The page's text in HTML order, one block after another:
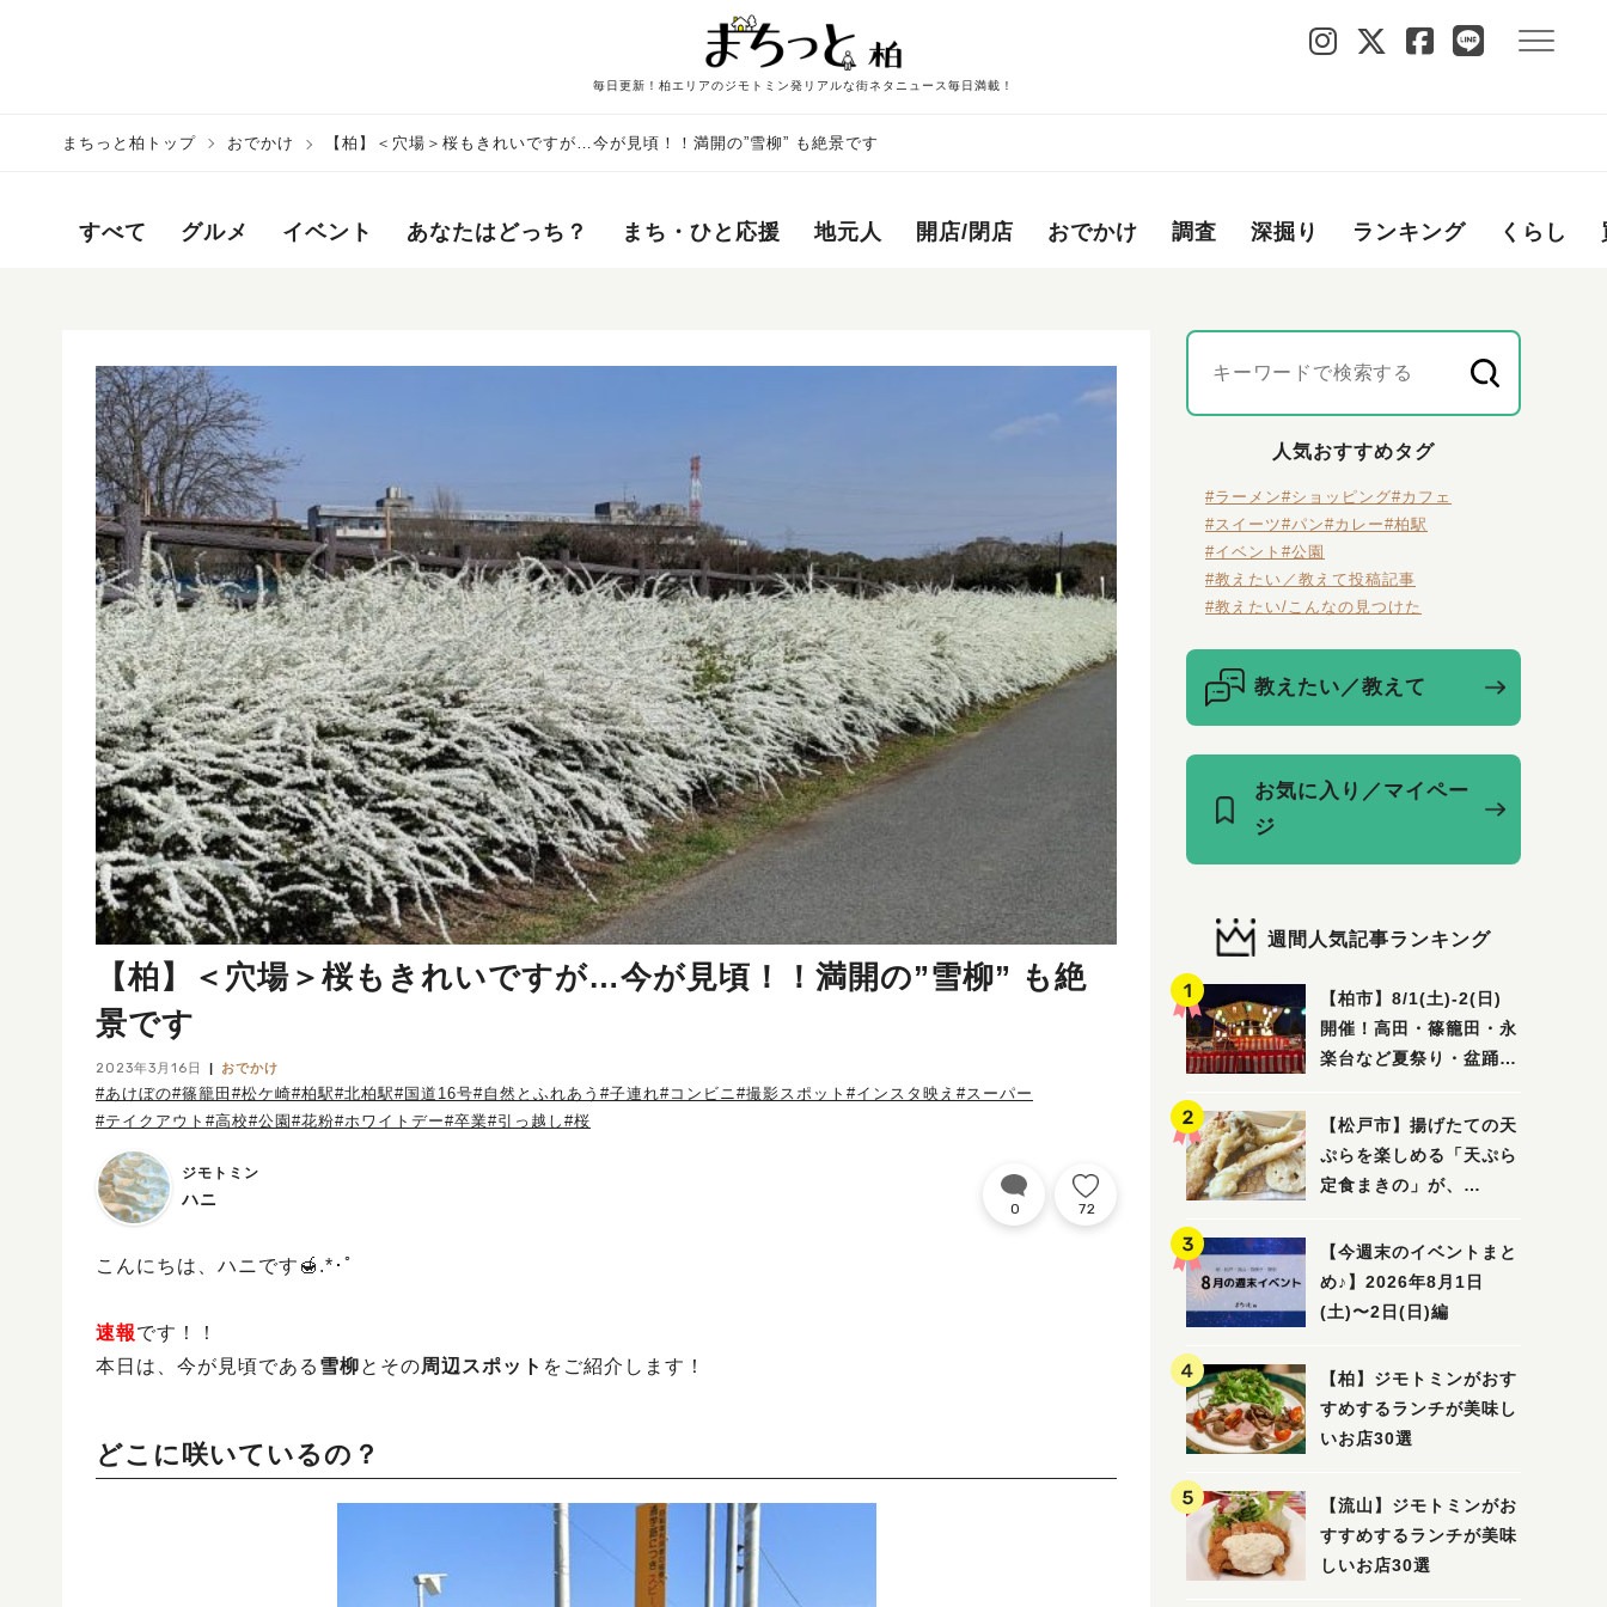
毎日更新！柏エリアのジモトミン発リアルな街ネタニュース毎日満載！
まちっと柏トップ おでかけ 【柏】＜穴場＞桜もきれいですが…今が見頃！！満開の”雪柳” も絶景です
すべて グルメ イベント あなたはどっち？ まち・ひと応援 地元人 開店/閉店 おでかけ 調査 深掘り ランキング くらし
【柏】＜穴場＞桜もきれいですが…今が見頃！！満開の”雪柳” も絶
景です
2023年3月16日 おでかけ
#あけぼの#篠籠田 #松ケ崎#柏駅#北柏駅#国道16号#自然とふれあう #子連れ#コンビニ#撮影スポット #インスタ映え #スーパー
#テイクアウト #高校#公園 #花粉#ホワイトデー#卒業#引っ越し #桜
ジモトミン
ハニ 0 72
こんにちは、ハニです🍯.*･ﾟ
速報です！！
本日は、今が見頃である 雪柳とその周辺スポット をご紹介します！
どこに咲いているの？
人気おすすめタグ
#ラーメン#ショッピング#カフェ
#スイーツ#パン#カレー#柏駅
#イベント #公園
#教えたい／教えて投稿記事
#教えたい/こんなの見つけた
教えたい／教えて
お気に入り／マイペー
ジ
週間人気記事ランキング
【柏市】8/1(土)‐2(日)
開催！高田・篠籠田・永
楽台など夏祭り・盆踊り
【松戸市】揚げたての天
ぷらを楽しめる「天ぷら
定食まきの」が、
【今週末のイベントまと
め♪】2026年8月1日
(土)〜2日(日)編
【柏】ジモトミンがおす
すめするランチが美味し
いお店30選
【流山】ジモトミンがお
すすめするランチが美味
しいお店30選